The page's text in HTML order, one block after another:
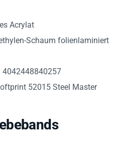
Acrylat
Schaum folienlaminiert
4042448840257
52015 Steel Master